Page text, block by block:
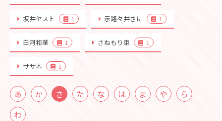
坂井ヤスト 1 示路々井さに 1
白河和華 1 さねもり束 1
ササ木 1
あ か さ た な は ま や
ら
わ